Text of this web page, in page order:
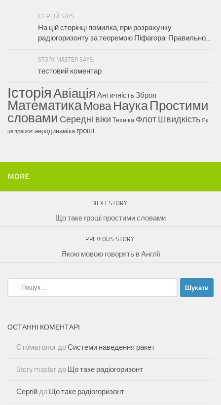
СЕРГІЙ SAYS:
На цій сторінці помилка, при розрахунку
радіогоризонту за теоремою Піфагора. Правильно...
STORY MASTER SAYS:
тестовий коментар
ІсторіяАвіація АнтичністьЗброя
МатематикаМоваНаукаПростими
словами Середні віки Техніка Флот Швидкість Як
це працює аеродинаміка гроші
MORE
NEXT STORY
Що таке гроші простими словами
PREVIOUS STORY
Якою мовою говорять в Англії
Пошук:
ОСТАННІ КОМЕНТАРІ
СтоматологдоСистеми наведення ракет
Story masterдо Що таке радіогоризонт
Сергійдо Що таке радіогоризонт